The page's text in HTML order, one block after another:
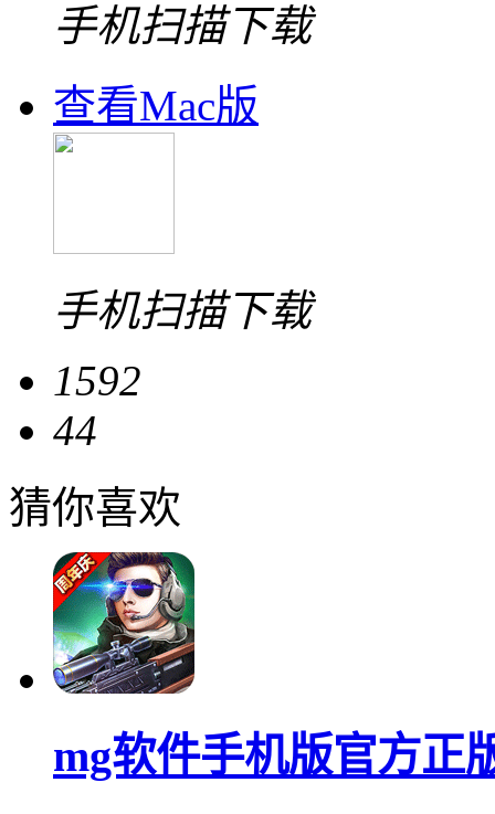
手机扫描下载
查看Mac版
手机扫描下载
1592
44
猜你喜欢
mg软件手机版官方正